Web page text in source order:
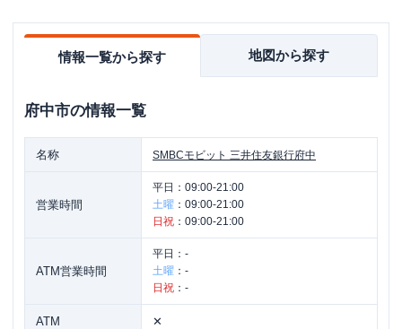
情報一覧から探す 地図から探す
府中市の情報一覧
名称 SMBCモビット 三井住友銀行府中
営業時間
平日： 09:00-21:00
土曜 ： 09:00-21:00
日祝 ： 09:00-21:00
ATM営業時間
平日： -
土曜 ： -
日祝 ： -
ATM ✕